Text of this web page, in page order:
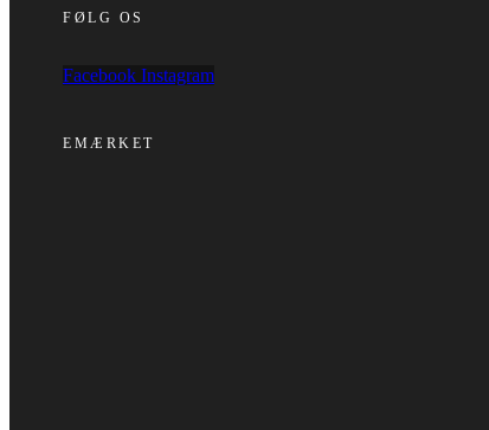
FØLG OS
Facebook Instagram
EMÆRKET